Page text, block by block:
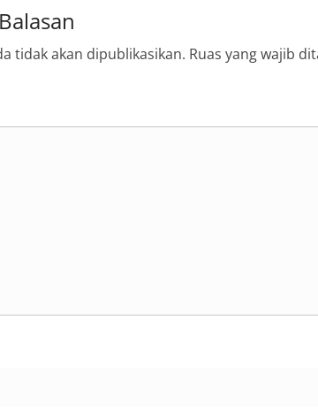
tidak akan dipublikasikan. Ruas yang wajib